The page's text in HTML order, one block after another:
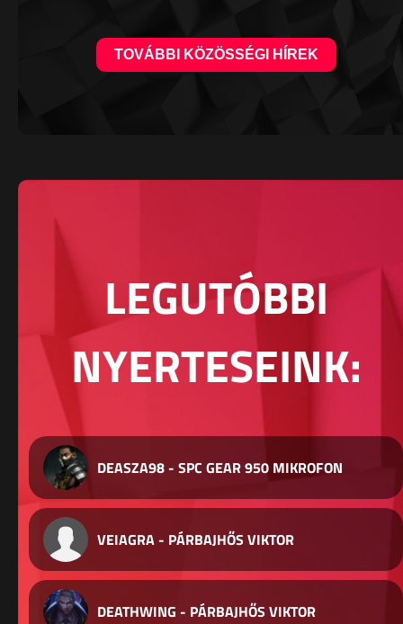
TOVÁBBI KÖZÖSSÉGI HÍREK
LEGUTÓBBI
NYERTESEINK:
DEASZA98 - SPC GEAR 950 MIKROFON
VEIAGRA - PÁRBAJHŐS VIKTOR
DEATHWING - PÁRBAJHŐS VIKTOR